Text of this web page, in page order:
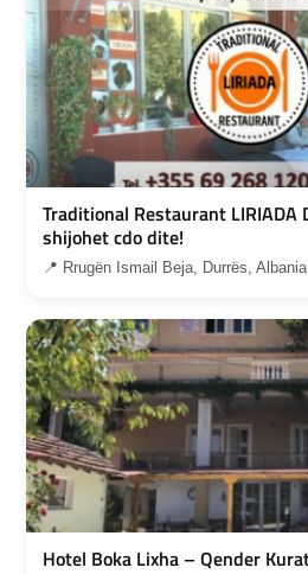
Traditional Restaurant LIRIADA
shijohet cdo dite!
📍 Rrugën Ismail Beja, Durrës, Albania
Hotel Boka Lixha – Qender